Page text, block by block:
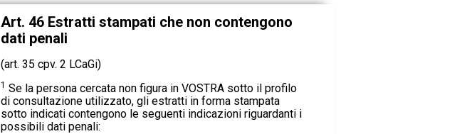
Art. 46 Estratti stampati che non contengono
dati penali
(art. 35 cpv. 2 LCaGi)
1 Se la persona cercata non figura in VOSTRA sotto il profilo
di consultazione utilizzato, gli estratti in forma stampata
sotto indicati contengono le seguenti indicazioni riguardanti i
possibili dati penali: